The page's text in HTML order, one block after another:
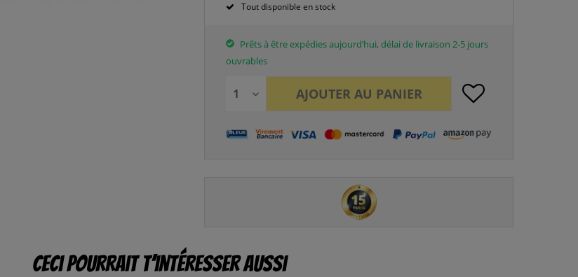
Tout disponible en stock
Prêts à être expédies aujourd’hui, délai de livraison 2-5 jours
ouvrables
AJOUTER AU PANIER
Ceci pourrait t’intéresser aussi